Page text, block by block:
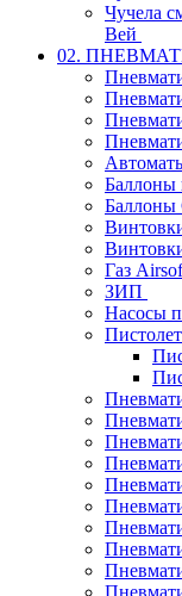
Чучела
Вей
02.
Баллоны
Газ
ЗИП
Насосы